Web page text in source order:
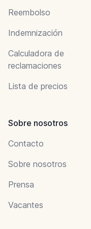
Reembolso
Indemnización
Calculadora de
reclamaciones
Lista de precios
Sobre nosotros
Contacto
Sobre nosotros
Prensa
Vacantes